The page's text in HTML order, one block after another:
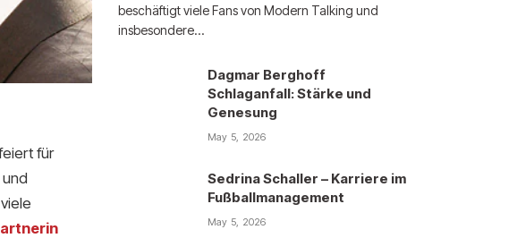
für
beschäftigt viele Fans von Modern Talking und
insbesondere…
Dagmar Berghoff
Schlaganfall: Stärke und
Genesung
May 5, 2026
Sedrina Schaller – Karriere im
Fußballmanagement
May 5, 2026